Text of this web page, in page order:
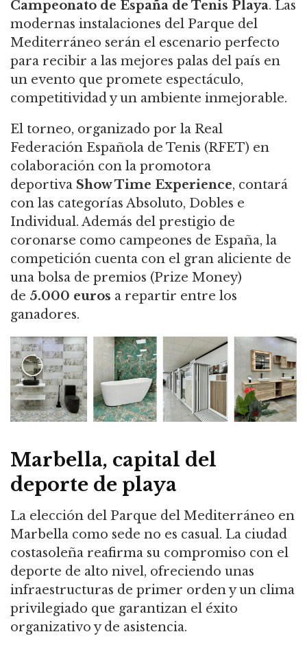
Campeonato de España de Tenis Playa. Las
modernas instalaciones del Parque del
Mediterráneo serán el escenario perfecto
para recibir a las mejores palas del país en
un evento que promete espectáculo,
competitividad y un ambiente inmejorable.
El torneo, organizado por la Real
Federación Española de Tenis (RFET) en
colaboración con la promotora
deportiva Show Time Experience, contará
con las categorías Absoluto, Dobles e
Individual. Además del prestigio de
coronarse como campeones de España, la
competición cuenta con el gran aliciente de
una bolsa de premios (Prize Money)
de 5.000 euros a repartir entre los
ganadores.
Marbella, capital del
deporte de playa
La elección del Parque del Mediterráneo en
Marbella como sede no es casual. La ciudad
costasoleña reafirma su compromiso con el
deporte de alto nivel, ofreciendo unas
infraestructuras de primer orden y un clima
privilegiado que garantizan el éxito
organizativo y de asistencia.